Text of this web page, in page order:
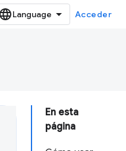
Acceder
En esta
página